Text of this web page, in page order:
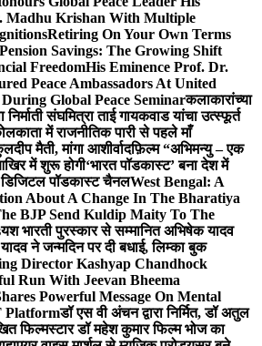
Madhu Krishan With Multiple
Retiring On Your Own Terms
Savings: The Growing Shift
FreedomHis Eminence Prof. Dr.
Peace Ambassadors At United
Global Peace Seminarकलाकारांच्या
संघमित्रा ताई गायकवाड यांचा उत्स्फूर्त
में राजनीतिक पारी से पहले माँ
मैती, मांगा आशीर्वादफ़िल्म “अभिमन्यु – एक
में शुरू होगी‘भारत पॉडकास्ट’ बना देश में
पॉडकास्ट चैनलWest Bengal: A
About A Change In The Bharatiya
BJP Send Kuldip Maity To The
यश भारती पुरस्कार से सम्मानित अभिषेक यादव
ने जन्मदिन पर दी बधाई, लिम्का बुक
Director Kashyap Chandhock
Run With Jeevan Bheema
Powerful Message On Mental
Platformडॉ एस वी अंचन द्वारा निर्मित, डॉ अतुल
फिल्मस्टार डॉ महेश कुमार फिल्म भोज का